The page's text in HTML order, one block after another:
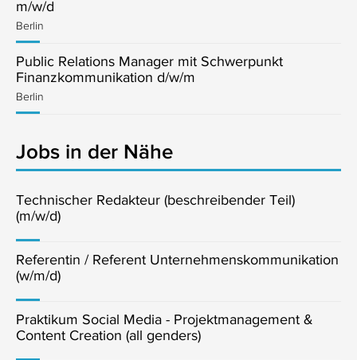
m/w/d
Berlin
Public Relations Manager mit Schwerpunkt
Finanzkommunikation d/w/m
Berlin
Jobs in der Nähe
Technischer Redakteur (beschreibender Teil)
(m/w/d)
Referentin / Referent Unternehmenskommunikation
(w/m/d)
Praktikum Social Media - Projektmanagement &
Content Creation (all genders)